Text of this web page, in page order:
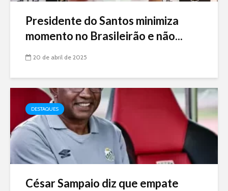
Presidente do Santos minimiza
momento no Brasileirão e não...
20 de abril de 2025
DESTAQUES
César Sampaio diz que empate